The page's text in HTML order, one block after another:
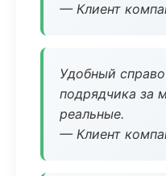
— Клиент
Удобный
подрядчика за
реальные.
— Клиент